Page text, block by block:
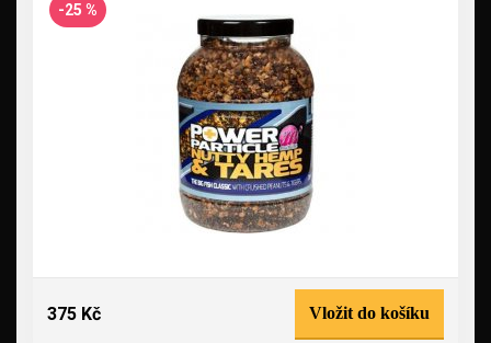
-25 %
375 Kč Vložit do košíku